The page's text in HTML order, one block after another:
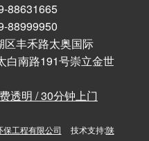
88631665
88999950
区丰禾路太奥国际
白南路191号崇立金世
透明 / 30分钟上门
保工程有限公司 技术支持:陕